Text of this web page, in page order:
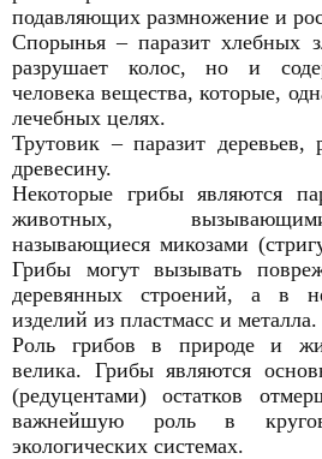
подавляющих размножение и
Спорынья – паразит хлебных
разрушает колос, но и
человека вещества, которые,
лечебных целях.
Трутовик – паразит
древесину.
Некоторые грибы являются
животных,
называющиеся микозами
Грибы могут вызывать
деревянных строений, а в
изделий из пластмасс и металла.
Роль грибов в природе и
велика. Грибы являются
(редуцентами) остатков
важнейшую роль в
экологических системах.